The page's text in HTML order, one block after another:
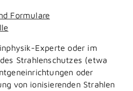
Formulare
Experte oder im
Strahlenschutzes (etwa
oder
von ionisierenden Strahlen